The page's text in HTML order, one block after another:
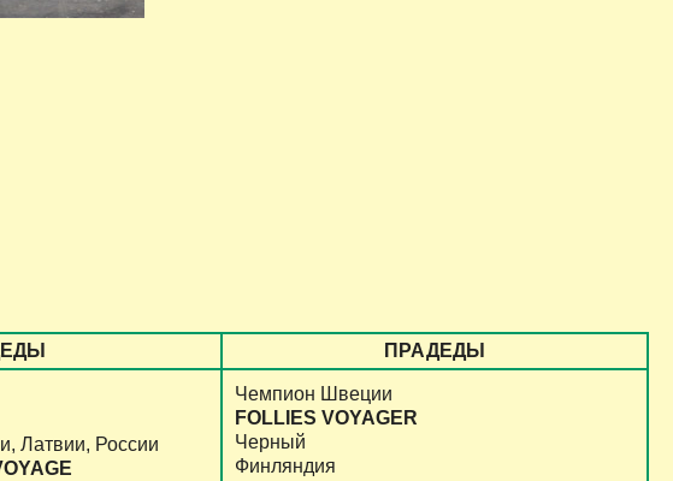
ПРАДЕДЫ
Латвии, России
Чемпион Швеции
FOLLIES VOYAGER
Черный
Финляндия